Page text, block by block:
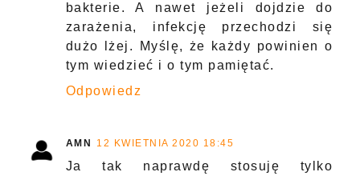
bakterie. A nawet jeżeli dojdzie do
zarażenia, infekcję przechodzi się
dużo lżej. Myślę, że każdy powinien o
tym wiedzieć i o tym pamiętać.
Odpowiedz
AMN 12 KWIETNIA 2020 18:45
Ja tak naprawdę stosuję tylko